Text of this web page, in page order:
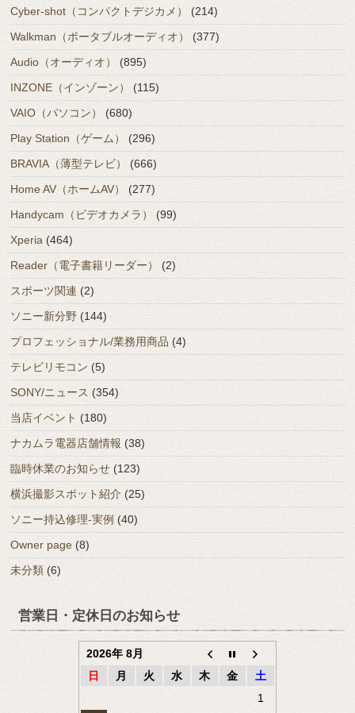
Cyber-shot（コンパクトデジカメ）
(214)
Walkman（ポータブルオーディオ）
(377)
Audio（オーディオ）
(895)
INZONE（インゾーン）
(115)
VAIO（パソコン）
(680)
Play Station（ゲーム）
(296)
BRAVIA（薄型テレビ）
(666)
Home AV（ホームAV）
(277)
Handycam（ビデオカメラ）
(99)
Xperia (464)
Reader（電子書籍リーダー）
(2)
スポーツ関連 (2)
ソニー新分野 (144)
プロフェッショナル/業務用商品 (4)
テレビリモコン (5)
SONY/ニュース (354)
当店イベント (180)
ナカムラ電器店舗情報 (38)
臨時休業のお知らせ (123)
横浜撮影スポット紹介 (25)
ソニー持込修理-実例 (40)
Owner page (8)
未分類 (6)
営業日・定休日のお知らせ
2026年 8月
日
月 火 水 木 金
土
1